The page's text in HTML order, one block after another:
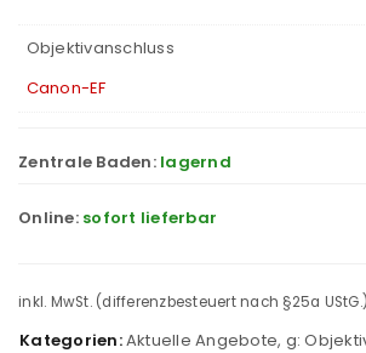
Objektivanschluss
Canon-EF
Zentrale Baden: lagernd
Online: sofort lieferbar
inkl. MwSt. (differenzbesteuert nach §25a UStG.)
Kategorien:Aktuelle Angebote, g: